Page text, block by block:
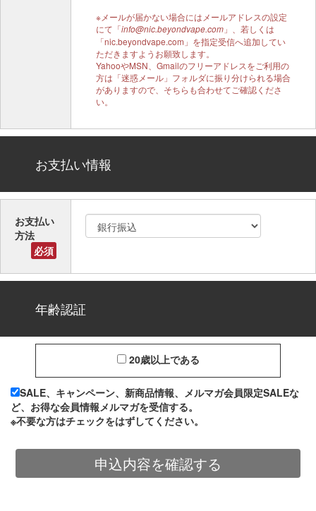
※メールが届かない場合にはメールアドレスの設定
にて「info@nic.beyondvape.com 」、若しくは
「nic.beyondvape.com」を指定受信へ追加してい
ただきますようお願致します。
YahooやMSN、Gmailのフリーアドレスをご利用の
方は「迷惑メール」フォルダに振り分けられる場合
がありますので、そちらも合わせてご確認くださ
い。
お支払い情報
お支払い
方法
必須
年齢認証
20歳以上である
SALE、キャンペーン、新商品情報、メルマガ会員限定SALEな
ど、お得な会員情報メルマガを受信する。
※不要な方はチェックをはずしてください。